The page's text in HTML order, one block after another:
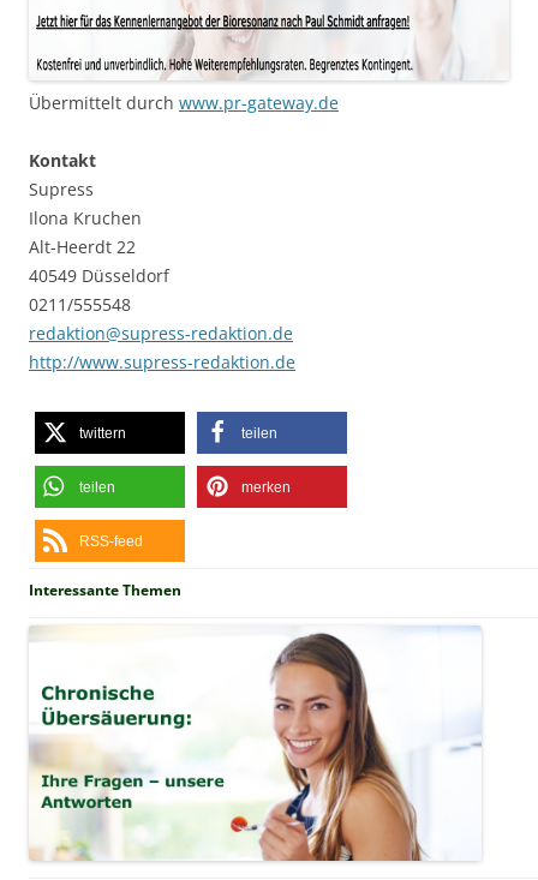
Übermittelt durch www.pr-gateway.de
Kontakt
Supress
Ilona Kruchen
Alt-Heerdt 22
40549 Düsseldorf
0211/555548
redaktion@supress-redaktion.de
http://www.supress-redaktion.de
twittern teilen
teilen merken
RSS-feed
Interessante Themen